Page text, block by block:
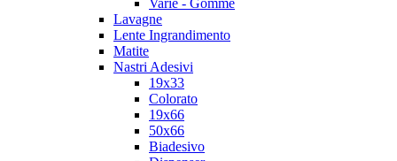
Varie - Gomme
Lavagne
Lente Ingrandimento
Matite
Nastri Adesivi
19x33
Colorato
19x66
50x66
Biadesivo